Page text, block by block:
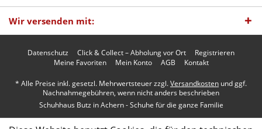
Wir versenden mit:
Datenschutz Click & Collect – Abholung vor Ort
Registrieren
Meine Favoriten
Mein Konto AGB Kontakt
* Alle Preise inkl. gesetzl. Mehrwertsteuer zzgl.Versandkosten und ggf.
Nachnahmegebühren, wenn nicht anders beschrieben
Schuhhaus Butz in Achern - Schuhe für die ganze Familie